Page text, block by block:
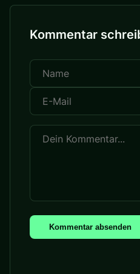
Kommentar
Kommentar absenden